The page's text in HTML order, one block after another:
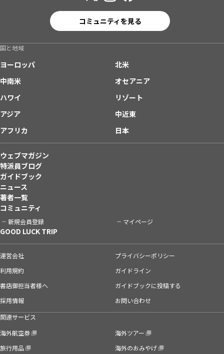
コミュニティを見る
国と地域
ヨーロッパ
北米
中南米
オセアニア
ハワイ
リゾート
アジア
中近東
アフリカ
日本
ウェブマガジン
特派員ブログ
ガイドブック
ニュース
著者一覧
コミュニティ
新規会員登録 マイページ
GOOD LUCK TRIP
運営会社
プライバシーポリシー
利用規約
ガイドライン
書店御担当者様へ
ガイドブックに投稿する
採用情報
お問い合わせ
関連サービス
海外航空券
海外ツアー
旅行用品
海外のおみやげ